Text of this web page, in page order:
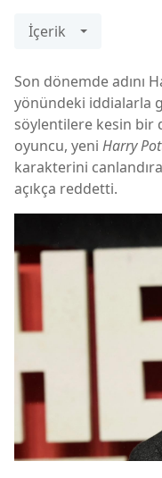
İçerik
Son dönemde adını
yönündeki iddialarla
söylentilere kesin bir
oyuncu, yeni Harry
karakterini
açıkça reddetti.